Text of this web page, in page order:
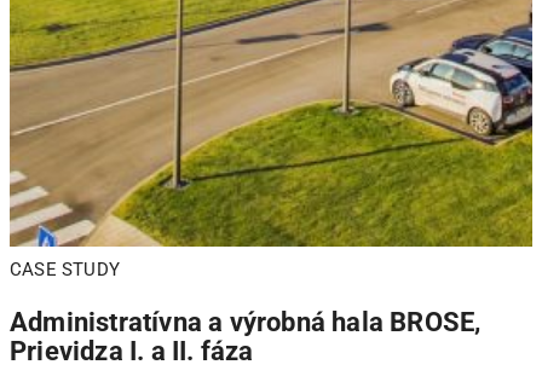
CASE STUDY
Administratívna a výrobná hala BROSE,
Prievidza I. a II. fáza